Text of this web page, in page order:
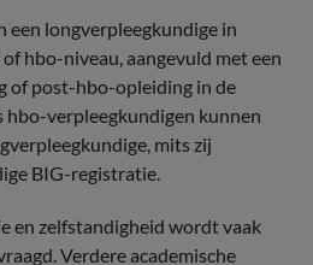
een longverpleegkundige in
hbo-niveau, aangevuld met een
of post-hbo-opleiding in de
hbo-verpleegkundigen kunnen
mits zij
BIG-registratie.
en zelfstandigheid wordt vaak
Verdere academische